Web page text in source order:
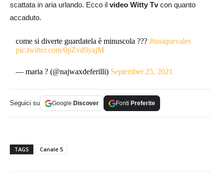
scattata in aria urlando. Ecco il video Witty Tvcon quanto
accaduto.
come si diverte guardatela è minuscola ???#tusiquevales
pic.twitter.com/0pZvd9yajM
— maria ? (@najwaxdeferilli) September 25, 2021
Seguici su Google Discover Fonti Preferite
TAGS Canale 5